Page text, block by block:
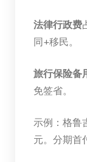
法律行政费
同+移民。
旅行保险备
免签省。
示例：格鲁
元。分期首